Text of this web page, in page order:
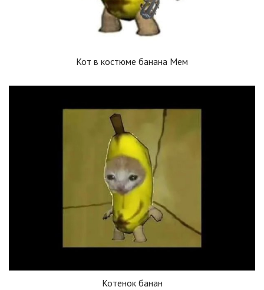
Кот в костюме банана Мем
Котенок банан